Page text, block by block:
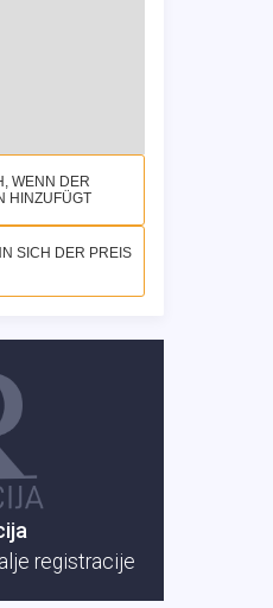
WENN DER
HINZUFÜGT
SICH DER PREIS
registracije